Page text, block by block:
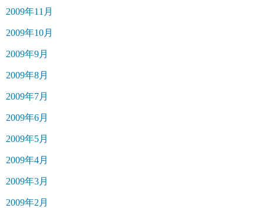
2009年11月
2009年10月
2009年9月
2009年8月
2009年7月
2009年6月
2009年5月
2009年4月
2009年3月
2009年2月